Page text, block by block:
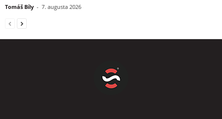
Tomáš Bíly - 7. augusta 2026